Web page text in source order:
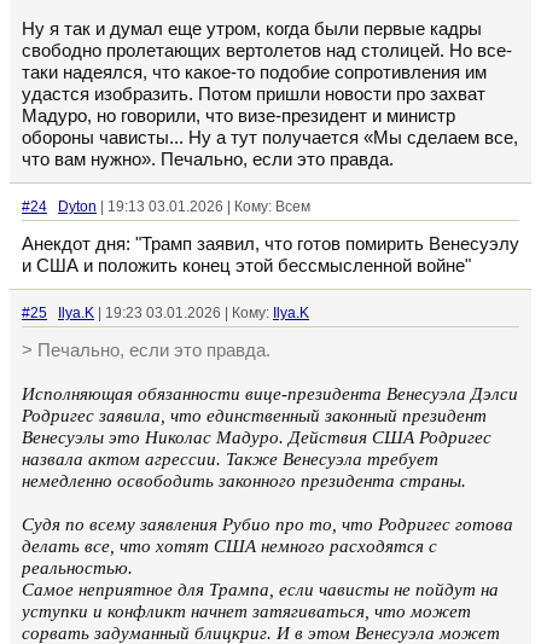
Ну я так и думал еще утром, когда были первые кадры
свободно пролетающих вертолетов над столицей. Но все-
таки надеялся, что какое-то подобие сопротивления им
удастся изобразить. Потом пришли новости про захват
Мадуро, но говорили, что визе-президент и министр
обороны чависты... Ну а тут получается «Мы сделаем все,
что вам нужно». Печально, если это правда.
#24 Dyton | 19:13 03.01.2026 | Кому: Всем
Анекдот дня: "Трамп заявил, что готов помирить Венесуэлу
и США и положить конец этой бессмысленной войне"
#25 Ilya.K | 19:23 03.01.2026 | Кому: Ilya.K
> Печально, если это правда.
Исполняющая обязанности вице-президента Венесуэла Дэлси
Родригес заявила, что единственный законный президент
Венесуэлы это Николас Мадуро. Действия США Родригес
назвала актом агрессии. Также Венесуэла требует
немедленно освободить законного президента страны.
Судя по всему заявления Рубио про то, что Родригес готова
делать все, что хотят США немного расходятся с
реальностью.
Самое неприятное для Трампа, если чависты не пойдут на
уступки и конфликт начнет затягиваться, что может
сорвать задуманный блицкриг. И в этом Венесуэла может